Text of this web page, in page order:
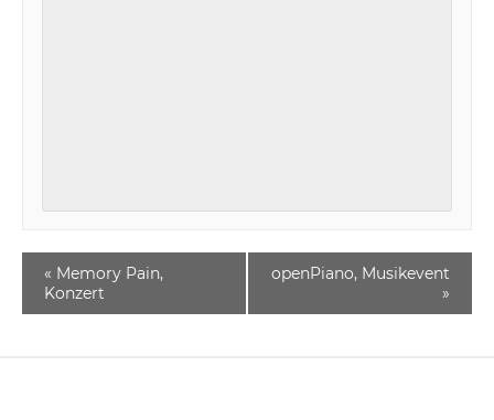
« Memory Pain,
Konzert
openPiano, Musikevent
»